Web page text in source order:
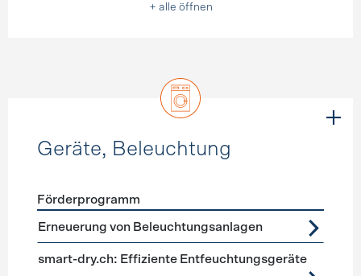
+ alle öffnen
Geräte, Beleuchtung
Förderprogramme Geräte, Beleuchtung
Förderprogramm
Erneuerung von Beleuchtungsanlagen
smart-dry.ch: Effiziente Entfeuchtungsgeräte